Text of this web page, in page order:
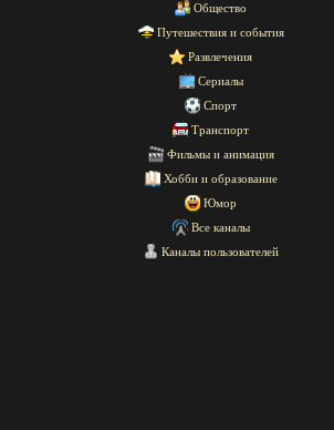
Общество
Путешествия и события
Развлечения
Сериалы
Спорт
Транспорт
Фильмы и анимация
Хобби и образование
Юмор
Все каналы
Каналы пользователей